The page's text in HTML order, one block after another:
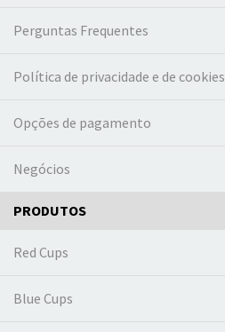
Perguntas Frequentes
Política de privacidade e de cookies
Opções de pagamento
Negócios
PRODUTOS
Red Cups
Blue Cups